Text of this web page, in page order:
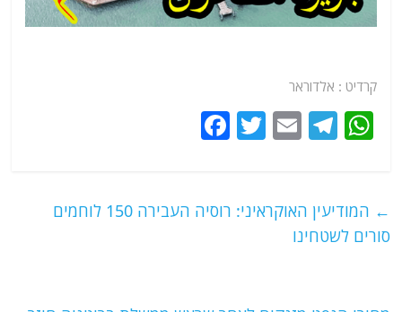
קרדיט : אלדוראר
W
s
A
T
g
ra
E
l
T
er
e ←
המודיעין האוקראיני: רוסיה העבירה 150 לוחמים
סורים לשטחינו